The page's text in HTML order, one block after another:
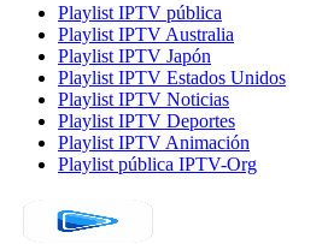
Playlist IPTV pública
Playlist IPTV Australia
Playlist IPTV Japón
Playlist IPTV Estados Unidos
Playlist IPTV Noticias
Playlist IPTV Deportes
Playlist IPTV Animación
Playlist pública IPTV-Org